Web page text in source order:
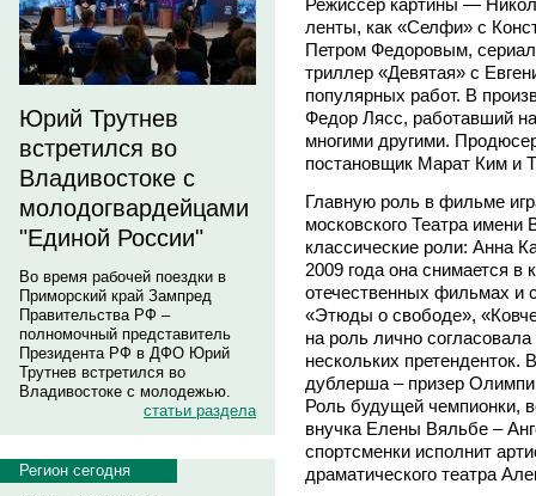
Юрий Трутнев
встретился во
Владивостоке с
молодогвардейцами
"Единой России"
Во время рабочей поездки в
Приморский край Зампред
Правительства РФ –
полномочный представитель
Президента РФ в ДФО Юрий
Трутнев встретился во
Владивостоке с молодежью.
статьи раздела
Регион сегодня
ленты, как «Селфи» с
Петром Федоровым,
триллер «Девятая» с
популярных работ. В
Федор Лясс, работавший
многими другими.
постановщик Марат Ким и
Главную роль в фильме
московского Театра имени
классические роли: Анна
2009 года она снимается в
отечественных фильмах и
«Этюды о свободе»,
на роль лично
нескольких
дублерша – призер
Роль будущей чемпионки,
внучка Елены Вяльбе –
спортсменки исполнит
драматического театра